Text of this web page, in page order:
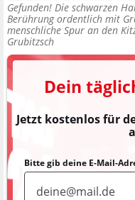
Gefunden! Die schwarzen
Berührung ordentlich mit
menschliche Spur an den
Grubitzsch
Dein
Jetzt kostenlos für
Bitte gib deine E-Mail-